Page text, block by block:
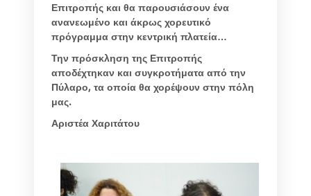
Επιτροπής και θα παρουσιάσουν ένα
ανανεωμένο και άκρως χορευτικό
πρόγραμμα στην κεντρική πλατεία…
Την πρόσκληση της Επιτροπής
αποδέχτηκαν και συγκροτήματα από την
Πύλαρο, τα οποία θα χορέψουν στην πόλη
μας.
Αριστέα Χαριτάτου